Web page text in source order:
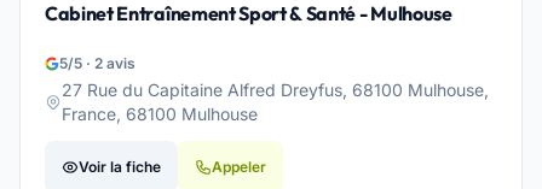
Cabinet Entraînement Sport & Santé - Mulhouse
5/5 · 2 avis
27 Rue du Capitaine Alfred Dreyfus, 68100 Mulhouse,
France, 68100 Mulhouse
Voir la fiche Appeler